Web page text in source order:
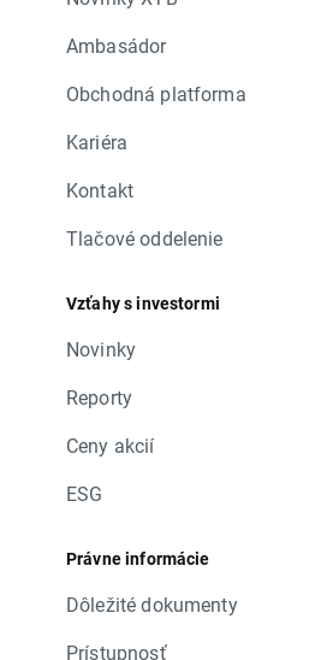
Ambasádor
Obchodná platforma
Kariéra
Kontakt
Tlačové oddelenie
Vzťahy s investormi
Novinky
Reporty
Ceny akcií
ESG
Právne informácie
Dôležité dokumenty
Prístupnosť